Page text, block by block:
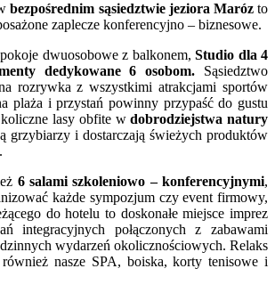
bezpośrednim sąsiedztwie jeziora Marózto
zaplecze konferencyjno – biznesowe.
dwuosobowe z balkonem, Studio dla 4
dedykowane 6 osobom. Sąsiedztwo
rozrywka z wszystkimi atrakcjami sportów
plaża i przystań powinny przypaść do gustu
lasy obfite wdobrodziejstwa natury
grzybiarzy i dostarczają świeżych produktów
6 salami szkoleniowo – konferencyjnymi,
każde sympozjum czy event firmowy,
do hotelu to doskonałe miejsce imprez
integracyjnych połączonych z zabawami
wydarzeń okolicznościowych. Relaks
nasze SPA, boiska, korty tenisowe i